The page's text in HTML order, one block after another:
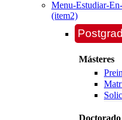
Menu-Estudiar-
(item2)
Másteres
Doctorado